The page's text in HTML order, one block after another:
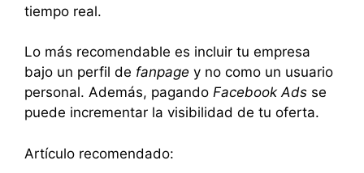
tiempo real.
Lo más recomendable es incluir tu empresa
bajo un perfil de fanpage y no como un usuario
personal. Además, pagando Facebook Ads se
puede incrementar la visibilidad de tu oferta.
Artículo recomendado: